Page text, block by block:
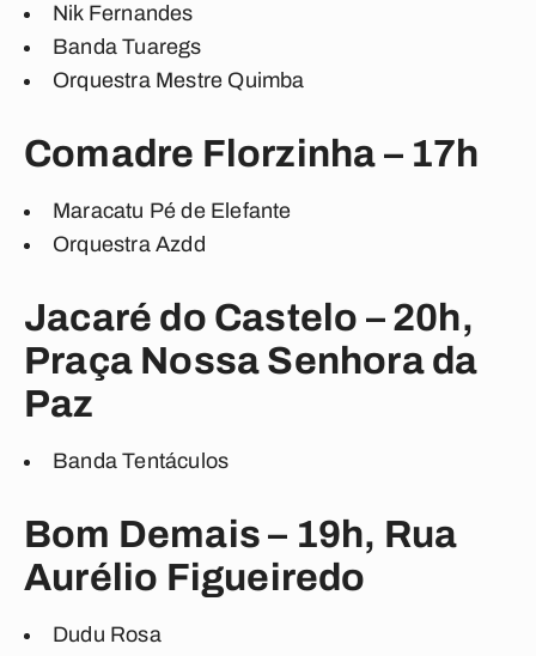
Nik Fernandes
Banda Tuaregs
Orquestra Mestre Quimba
Comadre Florzinha – 17h
Maracatu Pé de Elefante
Orquestra Azdd
Jacaré do Castelo – 20h,
Praça Nossa Senhora da
Paz
Banda Tentáculos
Bom Demais – 19h, Rua
Aurélio Figueiredo
Dudu Rosa